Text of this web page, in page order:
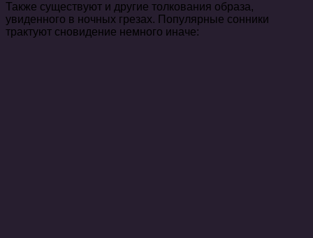
Также существуют и другие толкования образа,
увиденного в ночных грезах. Популярные сонники
трактуют сновидение немного иначе: